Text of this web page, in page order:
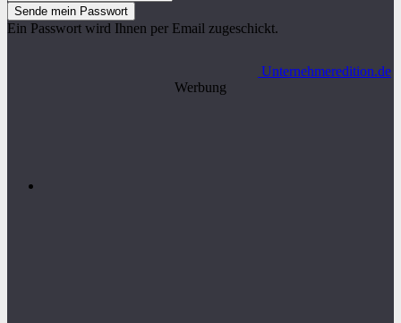
Ein Passwort wird Ihnen per Email zugeschickt.
Unternehmeredition.de
Werbung